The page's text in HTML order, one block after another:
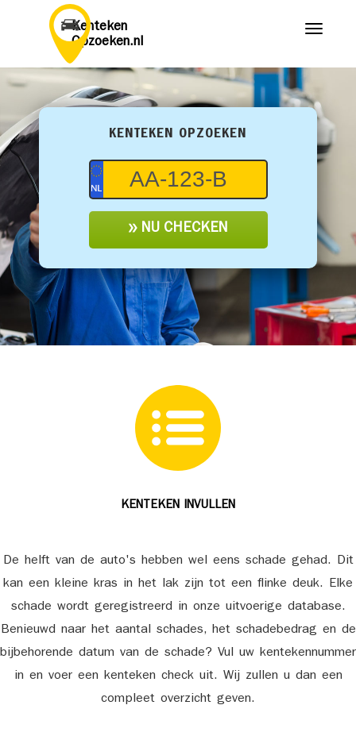
Kenteken
Opzoeken.nl
Menu
KENTEKEN OPZOEKEN
NU CHECKEN
KENTEKEN INVULLEN
De helft van de auto's hebben wel eens schade gehad. Dit
kan een kleine kras in het lak zijn tot een flinke deuk. Elke
schade wordt geregistreerd in onze uitvoerige database.
Benieuwd naar het aantal schades, het schadebedrag en de
bijbehorende datum van de schade? Vul uw kentekennummer
in en voer een kenteken check uit. Wij zullen u dan een
compleet overzicht geven.